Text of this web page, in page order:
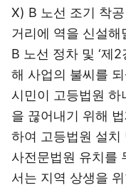
X) B 노선 조기 착
거리에 역을 신설
B 노선 정차 및 ‘제
해 사업의 불씨를
시민이 고등법원 하
을 끊어내기 위해
하여 고등법원 설치
사전문법원 유치를
서는 지역 상생을